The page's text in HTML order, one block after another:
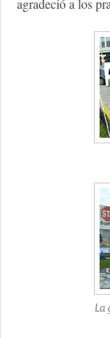
agradeció a los
La